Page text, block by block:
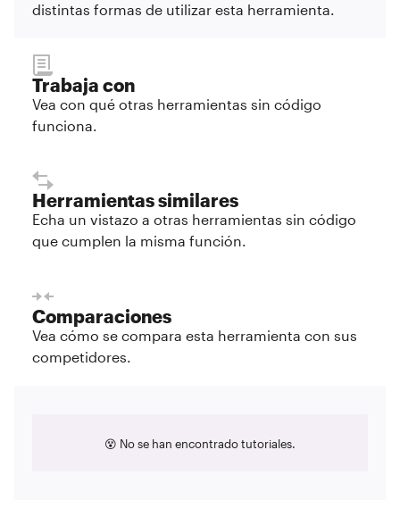
distintas formas de utilizar esta herramienta.
Trabaja con
Vea con qué otras herramientas sin código
funciona.
Herramientas similares
Echa un vistazo a otras herramientas sin código
que cumplen la misma función.
Comparaciones
Vea cómo se compara esta herramienta con sus
competidores.
😵 No se han encontrado tutoriales.